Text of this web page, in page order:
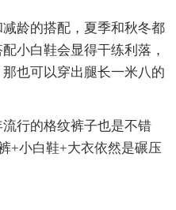
龄的搭配，夏季和秋冬都
小白鞋会显得干练利落，
也可以穿出腿长一米八的
行的格纹裤子也是不错
+小白鞋+大衣依然是碾压